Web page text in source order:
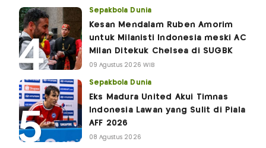
Sepakbola Dunia
Kesan Mendalam Ruben Amorim
untuk Milanisti Indonesia meski AC
Milan Ditekuk Chelsea di SUGBK
09 Agustus 2026 WIB
Sepakbola Dunia
Eks Madura United Akui Timnas
Indonesia Lawan yang Sulit di Piala
AFF 2026
08 Agustus 2026